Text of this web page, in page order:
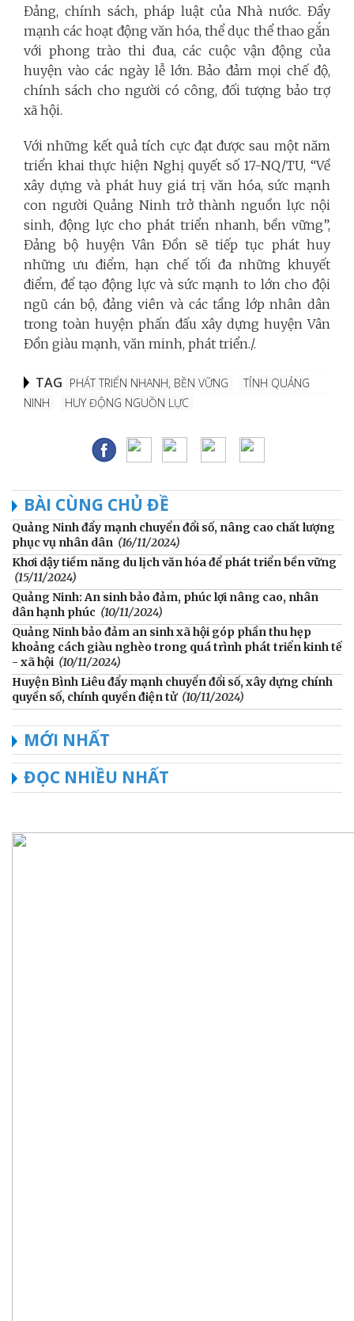
Đảng, chính sách, pháp luật của Nhà nước. Đẩy
mạnh các hoạt động văn hóa, thể dục thể thao gắn
với phong trào thi đua, các cuộc vận động của
huyện vào các ngày lễ lớn. Bảo đảm mọi chế độ,
chính sách cho người có công, đối tượng bảo trợ
xã hội.
Với những kết quả tích cực đạt được sau một năm
triển khai thực hiện Nghị quyết số 17-NQ/TU, “Về
xây dựng và phát huy giá trị văn hóa, sức mạnh
con người Quảng Ninh trở thành nguồn lực nội
sinh, động lực cho phát triển nhanh, bền vững”,
Đảng bộ huyện Vân Đồn sẽ tiếp tục phát huy
những ưu điểm, hạn chế tối đa những khuyết
điểm, để tạo động lực và sức mạnh to lớn cho đội
ngũ cán bộ, đảng viên và các tầng lớp nhân dân
trong toàn huyện phấn đấu xây dựng huyện Vân
Đồn giàu mạnh, văn minh, phát triển./.
TAG PHÁT TRIỂN NHANH, BỀN VỮNG
TỈNH QUẢNG
NINH
HUY ĐỘNG NGUỒN LỰC
BÀI CÙNG CHỦ ĐỀ
Quảng Ninh đẩy mạnh chuyển đổi số, nâng cao chất lượng
phục vụ nhân dân (16/11/2024)
Khơi dậy tiềm năng du lịch văn hóa để phát triển bền vững
(15/11/2024)
Quảng Ninh: An sinh bảo đảm, phúc lợi nâng cao, nhân
dân hạnh phúc (10/11/2024)
Quảng Ninh bảo đảm an sinh xã hội góp phần thu hẹp
khoảng cách giàu nghèo trong quá trình phát triển kinh tế
- xã hội (10/11/2024)
Huyện Bình Liêu đẩy mạnh chuyển đổi số, xây dựng chính
quyền số, chính quyền điện tử (10/11/2024)
MỚI NHẤT
ĐỌC NHIỀU NHẤT